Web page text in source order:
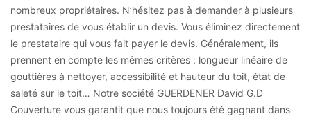
nombreux propriétaires. N’hésitez pas à demander à plusieurs
prestataires de vous établir un devis. Vous éliminez directement
le prestataire qui vous fait payer le devis. Généralement, ils
prennent en compte les mêmes critères : longueur linéaire de
gouttières à nettoyer, accessibilité et hauteur du toit, état de
saleté sur le toit… Notre société GUERDENER David G.D
Couverture vous garantit que nous toujours été gagnant dans